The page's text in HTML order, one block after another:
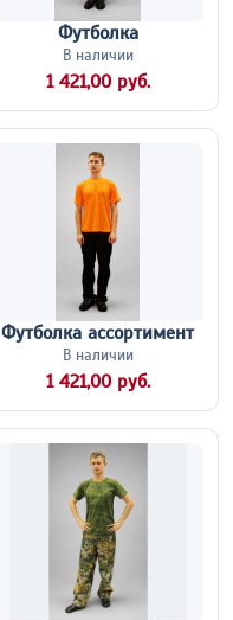
Футболка
В наличии
1 421,00 руб.
Футболка ассортимент
В наличии
1 421,00 руб.